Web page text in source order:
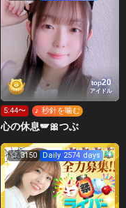
top20
アイドル
5:44〜 ♪ 秒針を噛む
心の休息🪽🎀つぶ
3150 Daily 2574 days